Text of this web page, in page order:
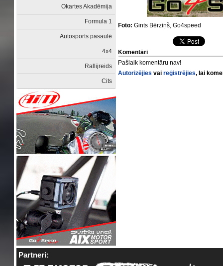
Okartes Akadēmija
Formula 1
Autosports pasaulē
4x4
Rallijreids
Cits
Foto: Gints Bērziņš, Go4speed
Komentāri
Pašlaik komentāru nav!
Autorizējies vaireģistrējies, lai
Partneri: